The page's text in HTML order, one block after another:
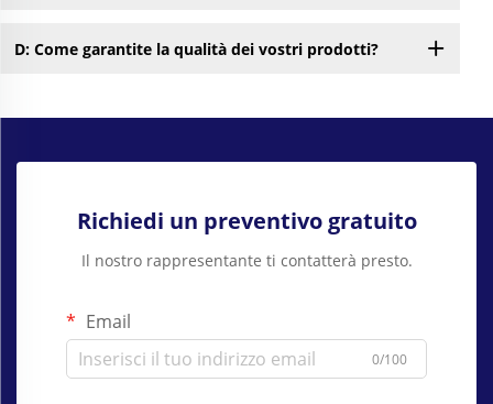
D: Come garantite la qualità dei vostri prodotti?
Richiedi un preventivo gratuito
Il nostro rappresentante ti contatterà presto.
Email
0/100